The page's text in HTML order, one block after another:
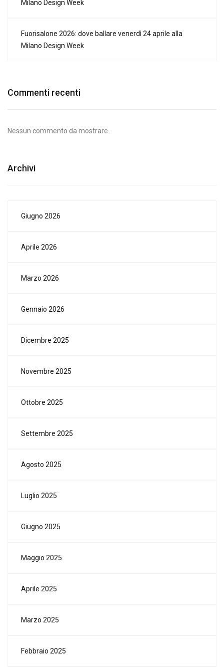
Milano Design Week
Fuorisalone 2026: dove ballare venerdì 24 aprile alla
Milano Design Week
Commenti recenti
Nessun commento da mostrare.
Archivi
Giugno 2026
Aprile 2026
Marzo 2026
Gennaio 2026
Dicembre 2025
Novembre 2025
Ottobre 2025
Settembre 2025
Agosto 2025
Luglio 2025
Giugno 2025
Maggio 2025
Aprile 2025
Marzo 2025
Febbraio 2025